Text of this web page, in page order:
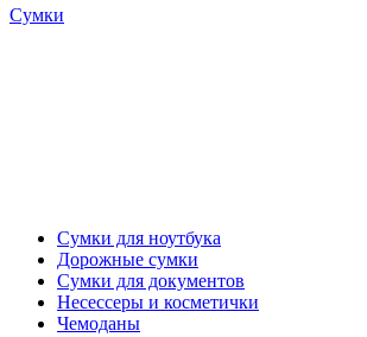
Сумки
Сумки для ноутбука
Дорожные сумки
Сумки для документов
Несессеры и косметички
Чемоданы